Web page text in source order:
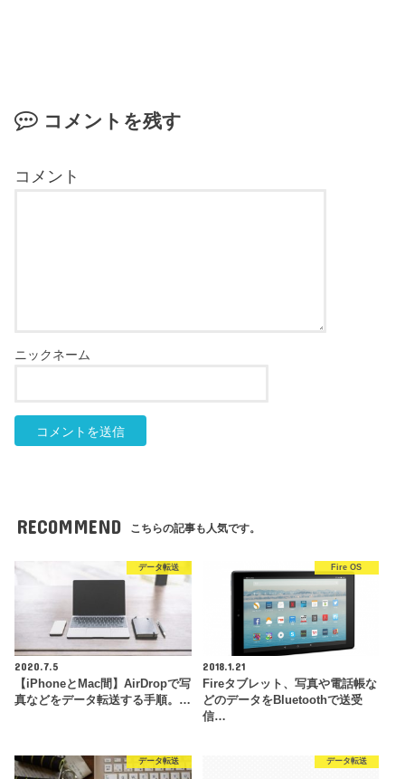
コメントを残す
RECOMMEND こちらの記事も人気です。
データ転送
2020.7.5
【iPhoneとMac間】AirDropで写
真などをデータ転送する手順。…
Fire OS
2018.1.21
Fireタブレット、写真や電話帳な
どのデータをBluetoothで送受
信…
データ転送 データ転送